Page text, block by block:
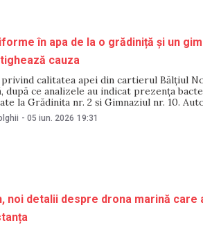
în apa de la o grădiniță și un
cauza
calitatea apei din cartierul Bălțiul
după ce analizele au indicat prezența
la Grădinița nr. 2 și Gimnaziul nr. 10.
are originea în rețelele interne ale
de Agenția Națională
- 05 iun. 2026 19:31
noi detalii despre drona marină care